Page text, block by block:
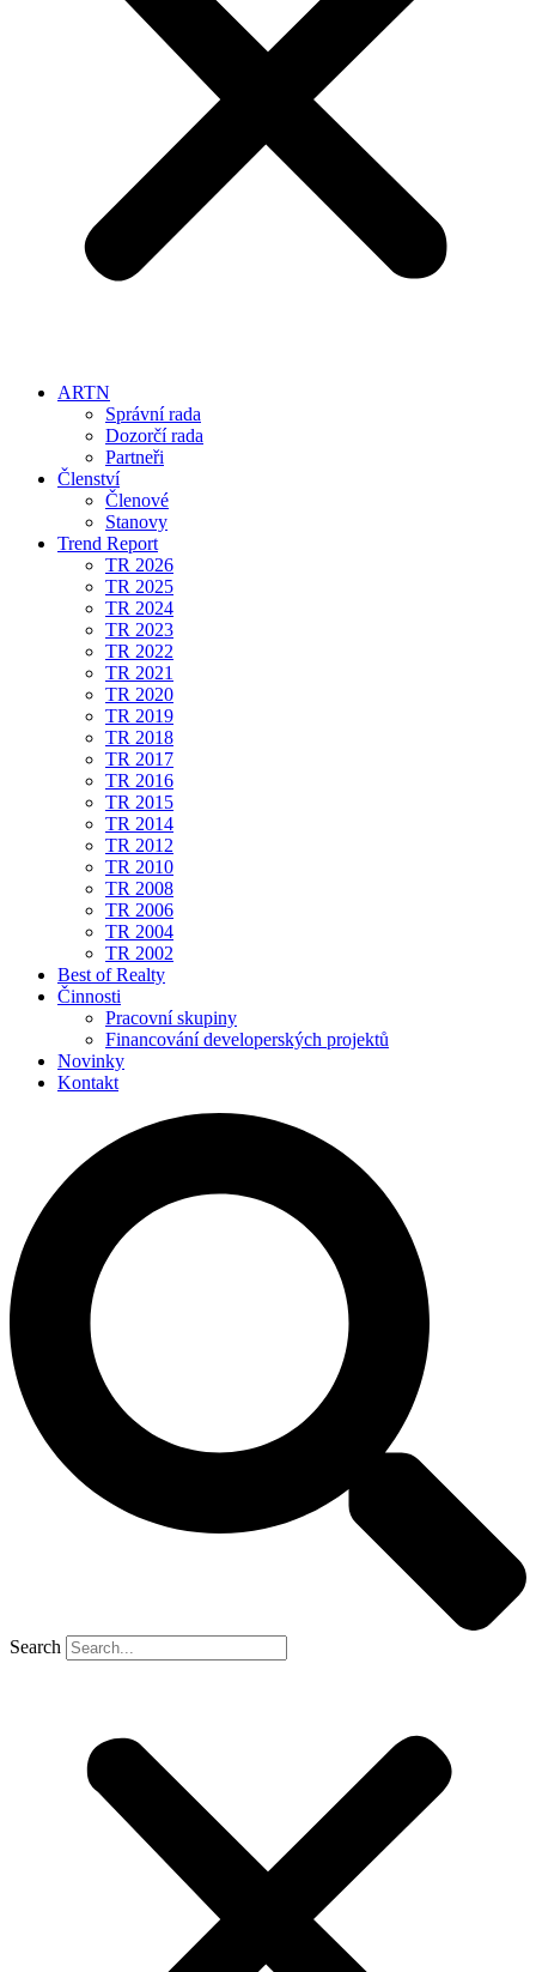
ARTN
Správní rada
Dozorčí rada
Partneři
Členství
Členové
Stanovy
Trend Report
TR 2026
TR 2025
TR 2024
TR 2023
TR 2022
TR 2021
TR 2020
TR 2019
TR 2018
TR 2017
TR 2016
TR 2015
TR 2014
TR 2012
TR 2010
TR 2008
TR 2006
TR 2004
TR 2002
Best of Realty
Činnosti
Pracovní skupiny
Financování developerských projektů
Novinky
Kontakt
Search